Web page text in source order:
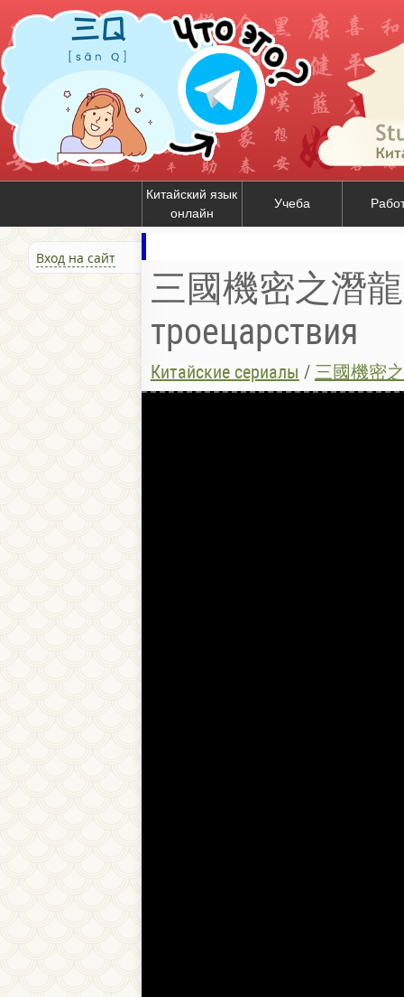
Китайский язык
онлайн
Учеба
Вход на сайт
三國機密之潛
троецарствия
Китайские сериалы / 三國機密